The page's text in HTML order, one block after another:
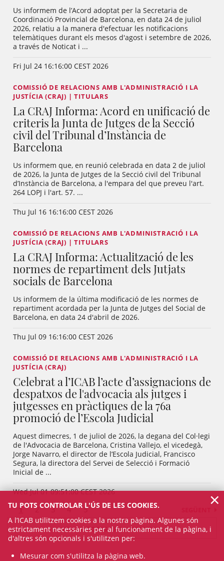
Us informem de l’Acord adoptat per la Secretaria de
Coordinació Provincial de Barcelona, en data 24 de juliol
2026, relatiu a la manera d'efectuar les notificacions
telemàtiques durant els mesos d'agost i setembre de 2026,
a través de Noticat i ...
Fri Jul 24 16:16:00 CEST 2026
COMISSIÓ DE RELACIONS AMB L'ADMINISTRACIÓ I LA
JUSTÍCIA (CRAJ) | TITULARS
La CRAJ Informa: Acord en unificació de
criteris la Junta de Jutges de la Secció
civil del Tribunal d’Instància de
Barcelona
Us informem que, en reunió celebrada en data 2 de juliol
de 2026, la Junta de Jutges de la Secció civil del Tribunal
d’Instància de Barcelona, a l'empara del que preveu l'art.
264 LOPJ i l'art. 57. ...
Thu Jul 16 16:16:00 CEST 2026
COMISSIÓ DE RELACIONS AMB L'ADMINISTRACIÓ I LA
JUSTÍCIA (CRAJ) | TITULARS
La CRAJ Informa: Actualització de les
normes de repartiment dels Jutjats
socials de Barcelona
Us informem de la última modificació de les normes de
repartiment acordada per la Junta de Jutges del Social de
Barcelona, en data 24 d'abril de 2026.
Thu Jul 09 16:16:00 CEST 2026
COMISSIÓ DE RELACIONS AMB L'ADMINISTRACIÓ I LA
JUSTÍCIA (CRAJ)
Celebrat a l’ICAB l’acte d’assignacions de
despatxos de l'advocacia als jutges i
jutgesses en pràctiques de la 76a
promoció de l’Escola Judicial
Aquest dimecres, 1 de juliol de 2026, la degana del Col·legi
de l'Advocacia de Barcelona, Cristina Vallejo, el vicedegà,
Jorge Navarro, el director de l’Escola Judicial, Francisco
Segura, la directora del Servei de Selecció i Formació
Inicial de ...
Wed Jul 01 09:51:00 CEST 2026
1 2 3 4 5
VEURE TOTES LES NOTICIES
TU POTS CONTROLAR L'ÚS DE LES COOKIES.
A l’ICAB utilitzem cookies a la nostra pàgina. Algunes són
estrictament necessàries per al funcionament de la pàgina, i
d'altres són opcionals i s'utilitzen per:
Mesurar com s'utilitza la pàgina web.
×